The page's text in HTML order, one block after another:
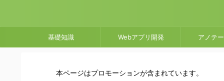
基礎知識 Webアプリ開発 アノテ
本ページはプロモーションが含まれています。